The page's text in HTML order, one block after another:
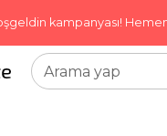
kampanyası!
Arama yap